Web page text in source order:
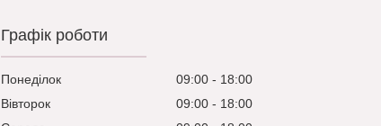
Графік роботи
Понеділок 09:00
18:00
Вівторок
09:00
18:00